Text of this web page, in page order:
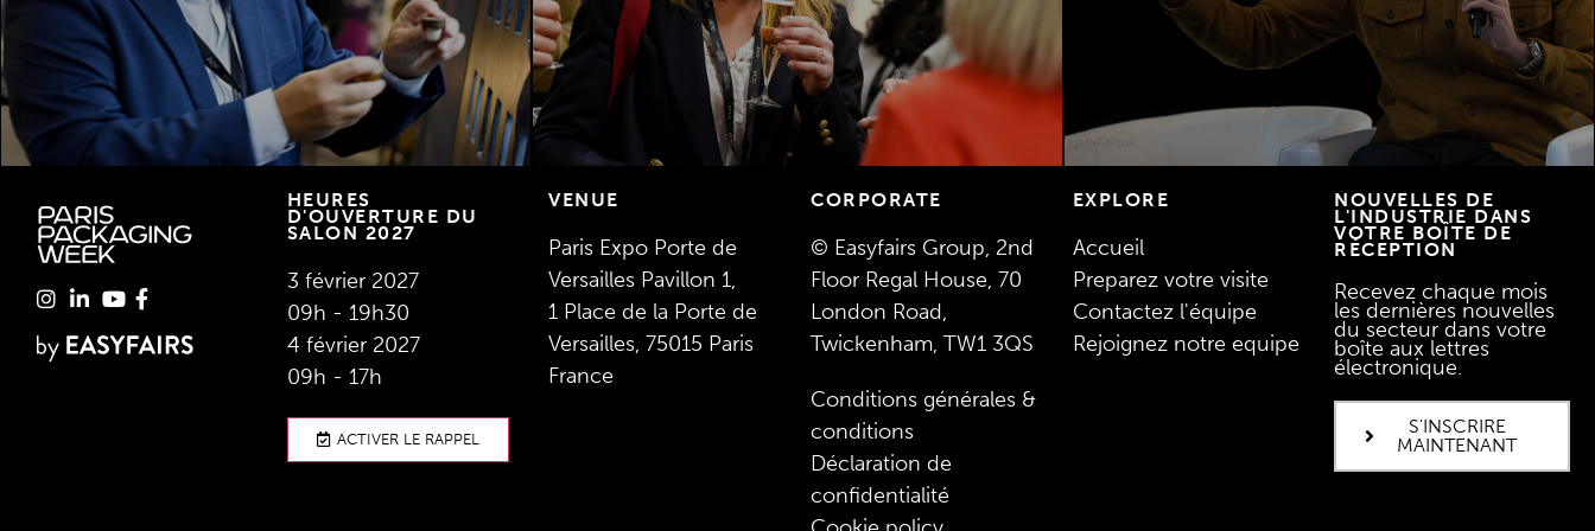
DÈCOUVREZ LE SALON
DÉCOUVREZ LES TALKS
HEURES
D'OUVERTURE DU
SALON 2027
3 février 2027
09h - 19h30
4 février 2027
09h - 17h
ACTIVER LE RAPPEL
VENUE
Paris Expo Porte de
Versailles Pavillon 1,
1 Place de la Porte de
Versailles, 75015 Paris
France
CORPORATE
© Easyfairs Group, 2nd
Floor Regal House, 70
London Road,
Twickenham, TW1 3QS
Conditions générales &
conditions
Déclaration de
confidentialité
EXPLORE
Accueil
Preparez votre visite
Contactez l'équipe
Rejoignez notre equipe
NOUVELLES DE
L'INDUSTRIE DANS
VOTRE BOÎTE DE
RÉCEPTION
Recevez chaque mois
les dernières nouvelles
du secteur dans votre
boîte aux lettres
électronique.
S'INSCRIRE
MAINTENANT